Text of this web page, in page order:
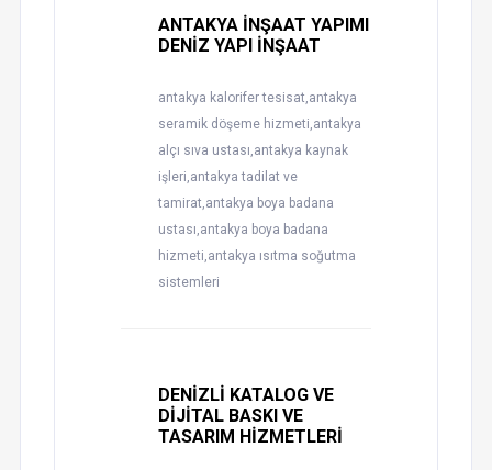
ANTAKYA İNŞAAT YAPIMI
DENİZ YAPI İNŞAAT
antakya kalorifer tesisat,antakya
seramik döşeme hizmeti,antakya
alçı sıva ustası,antakya kaynak
işleri,antakya tadilat ve
tamirat,antakya boya badana
ustası,antakya boya badana
hizmeti,antakya ısıtma soğutma
sistemleri
DENİZLİ KATALOG VE
DİJİTAL BASKI VE
TASARIM HİZMETLERİ